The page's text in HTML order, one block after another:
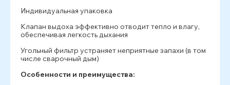
Индивидуальная упаковка
Клапан выдоха эффективно отводит тепло и влагу,
обеспечивая легкость дыхания
Угольный фильтр устраняет неприятные запахи (в том
числе сварочный дым)
Особенности и преимущества: